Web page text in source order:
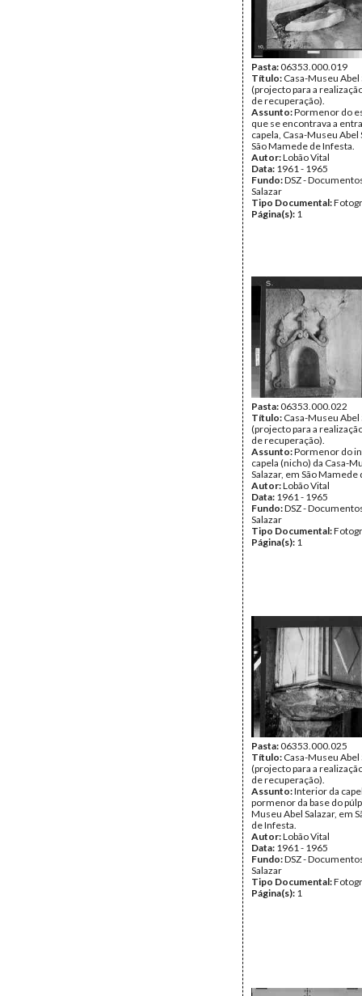
Pasta:06353.000.019
Título: Casa-Museu Abel
(projecto para a
de recuperação).
Assunto:Pormenor do
que se encontrava a
capela, Casa-Museu Abel
São Mamede de Infesta.
Autor:Lobão Vital
Data: 1961 - 1965
Fundo:DSZ -
Salazar
Tipo Documental:
Página(s): 1
Pasta:06353.000.022
Título: Casa-Museu Abel
(projecto para a
de recuperação).
Assunto:Pormenor do
capela (nicho) da Casa-
Salazar, em São Mamede
Autor:Lobão Vital
Data: 1961 - 1965
Fundo:DSZ -
Salazar
Tipo Documental:
Página(s): 1
Pasta:06353.000.025
Título: Casa-Museu Abel
(projecto para a
de recuperação).
Assunto:Interior da
pormenor da base do
Museu Abel Salazar, em
de Infesta.
Autor:Lobão Vital
Data: 1961 - 1965
Fundo:DSZ -
Salazar
Tipo Documental:
Página(s): 1